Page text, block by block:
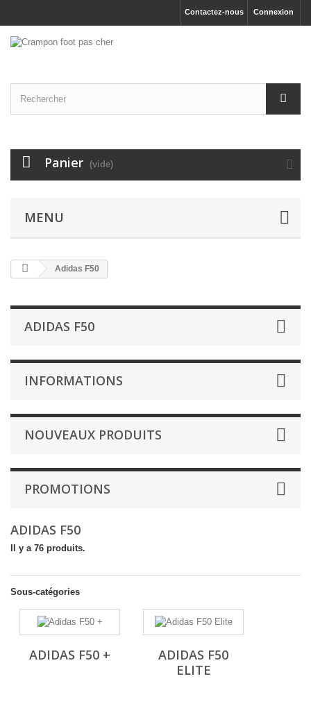
Connexion
Contactez-nous
Panier (vide)
MENU
Adidas F50
ADIDAS F50
INFORMATIONS
NOUVEAUX PRODUITS
PROMOTIONS
ADIDAS F50
Il y a 76 produits.
Sous-catégories
ADIDAS F50 +
ADIDAS F50
ELITE